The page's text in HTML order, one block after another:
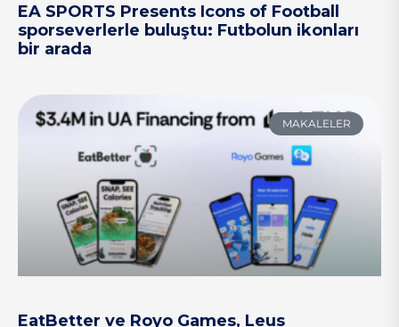
EA SPORTS Presents Icons of Football
sporseverlerle buluştu: Futbolun ikonları
bir arada
MAKALELER
EatBetter ve Royo Games, Leus